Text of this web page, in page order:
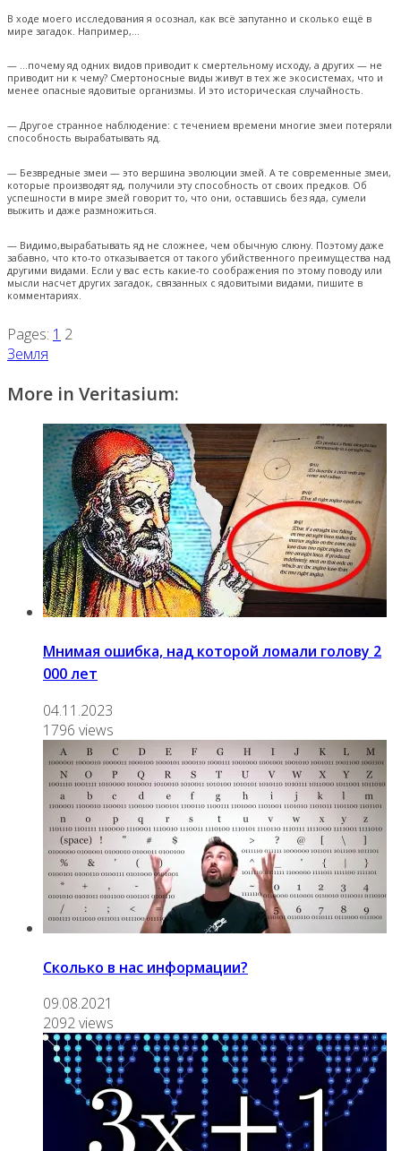
В ходе моего исследования я осознал, как всё запутанно и сколько ещё в
мире загадок. Например,…
— …почему яд одних видов приводит к смертельному исходу, а других — не
приводит ни к чему? Смертоносные виды живут в тех же экосистемах, что и
менее опасные ядовитые организмы. И это историческая случайность.
— Другое странное наблюдение: с течением времени многие змеи потеряли
способность вырабатывать яд.
— Безвредные змеи — это вершина эволюции змей. А те современные змеи,
которые производят яд, получили эту способность от своих предков. Об
успешности в мире змей говорит то, что они, оставшись без яда, сумели
выжить и даже размножиться.
— Видимо,вырабатывать яд не сложнее, чем обычную слюну. Поэтому даже
забавно, что кто-то отказывается от такого убийственного преимущества над
другими видами. Если у вас есть какие-то соображения по этому поводу или
мысли насчет других загадок, связанных с ядовитыми видами, пишите в
комментариях.
Pages: 1 2
Земля
More in Veritasium:
Мнимая ошибка, над которой ломали голову 2
000 лет
04.11.2023
1796 views
Сколько в нас информации?
09.08.2021
2092 views